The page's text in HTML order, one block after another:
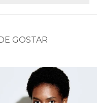
GOSTAR